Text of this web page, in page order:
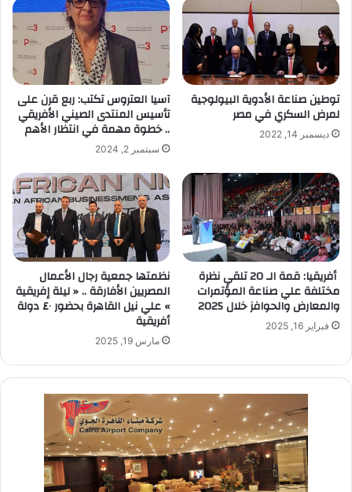
توطين صناعة الأدوية البيولوجية
لمرض السكري في مصر
ديسمبر 14, 2022
آسيا العتروس تكتب: ربع قرن على
تأسيس المنتدى الصيني الأفريقي
.. خطوة مهمة في انتظار الأهم
سبتمبر 2, 2024
أفريقيا: قمة الـ 20 تلقي نظرة
مختلفة علي صناعة المؤتمرات
والمعارض والحوافز خلال 2025
فبراير 16, 2025
نظمتها جمعية رجال الأعمال
المصريين الأفارقة .. « ليلة إفريقية
» علي نيل القاهرة بحضور ٤٠ دولة
أفريقية
مارس 19, 2025